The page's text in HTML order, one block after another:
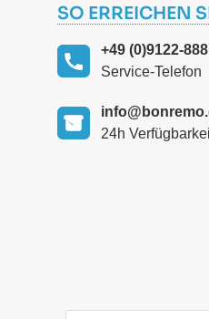
SO ERREICHEN
+49 (0)9122-
Service-Telefon
24h